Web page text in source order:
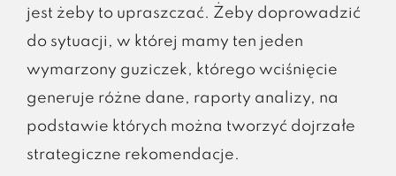
jest żeby to upraszczać. Żeby doprowadzić
do sytuacji, w której mamy ten jeden
wymarzony guziczek, którego wciśnięcie
generuje różne dane, raporty analizy, na
podstawie których można tworzyć dojrzałe
strategiczne rekomendacje.